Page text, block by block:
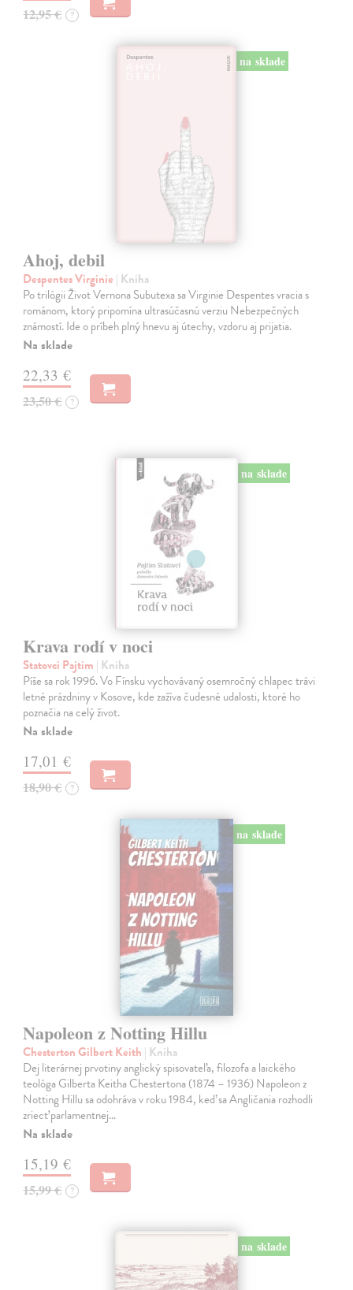
12,95 € ?
na sklade
Ahoj, debil
Despentes Virginie | Kniha
Po trilógii Život Vernona Subutexa sa Virginie Despentes vracia s
románom, ktorý pripomína ultrasúčasnú verziu Nebezpečných
známostí. Ide o príbeh plný hnevu aj útechy, vzdoru aj prijatia.
Na sklade
22,33 €
23,50 € ?
na sklade
Krava rodí v noci
Statovci Pajtim | Kniha
Píše sa rok 1996. Vo Fínsku vychovávaný osemročný chlapec trávi
letné prázdniny v Kosove, kde zažíva čudesné udalosti, ktoré ho
poznačia na celý život.
Na sklade
17,01 €
18,90 € ?
na sklade
Napoleon z Notting Hillu
Chesterton Gilbert Keith | Kniha
Dej literárnej prvotiny anglický spisovateľa, filozofa a laického
teológa Gilberta Keitha Chestertona (1874 – 1936) Napoleon z
Notting Hillu sa odohráva v roku 1984, keď sa Angličania rozhodli
zriecť parlamentnej…
Na sklade
15,19 €
15,99 € ?
na sklade